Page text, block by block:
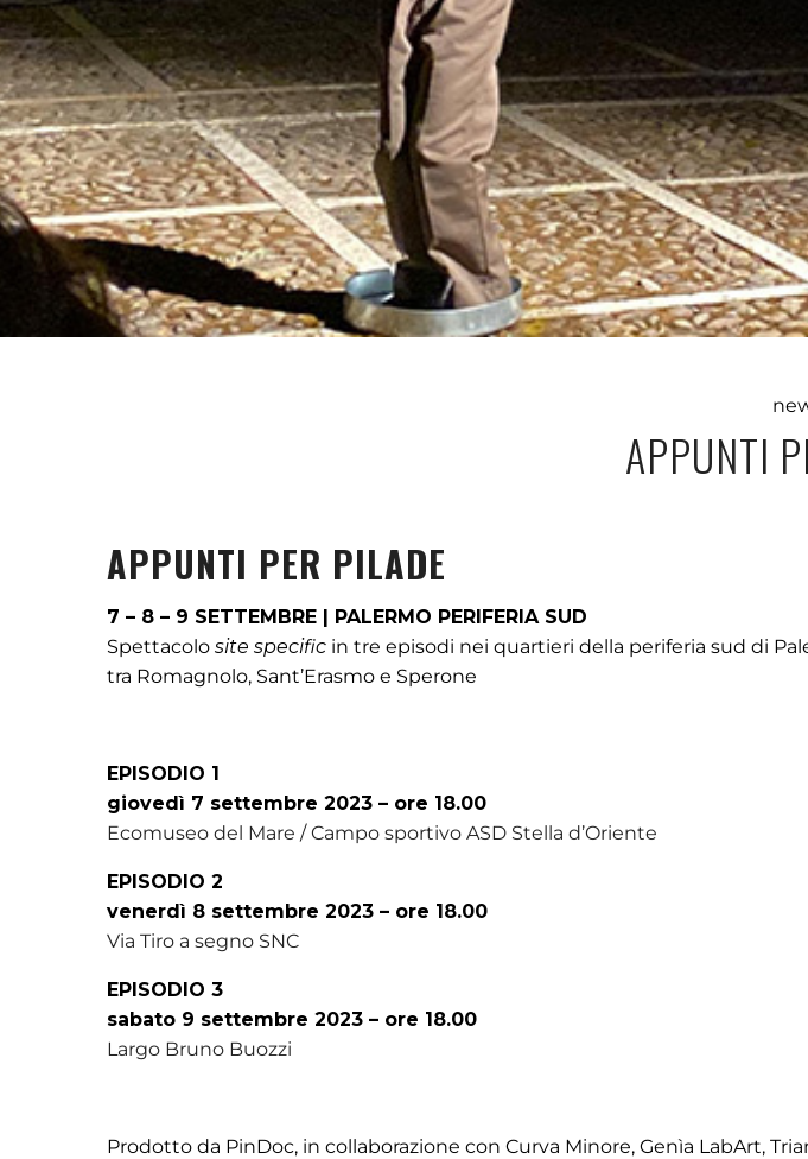
APPUNTI
APPUNTI PER PILADE
7 – 8 – 9 SETTEMBRE | PALERMO PERIFERIA SUD
Spettacolo site specific in tre episodi nei quartieri della periferia sud di
tra Romagnolo, Sant’Erasmo e Sperone
EPISODIO 1
giovedì 7 settembre 2023 – ore 18.00
Ecomuseo del Mare / Campo sportivo ASD Stella d’Oriente
EPISODIO 2
venerdì 8 settembre 2023 – ore 18.00
Via Tiro a segno SNC
EPISODIO 3
sabato 9 settembre 2023 – ore 18.00
Largo Bruno Buozzi
Prodotto da PinDoc, in collaborazione con Curva Minore, Genìa LabArt,